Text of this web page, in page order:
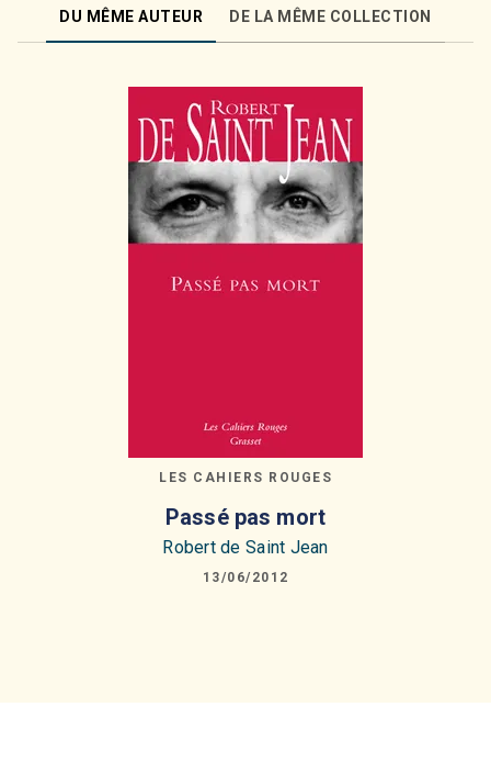
DU MÊME AUTEUR DE LA MÊME COLLECTION
LES CAHIERS ROUGES
Passé pas mort
Robert de Saint Jean
13/06/2012